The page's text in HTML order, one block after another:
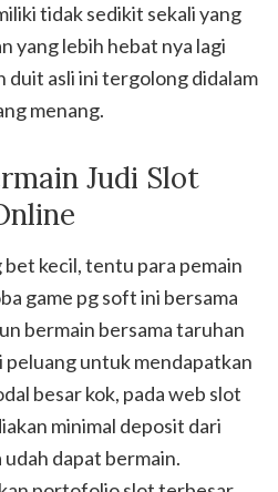
tidak sedikit sekali yang
yang lebih hebat nya lagi
duit asli ini tergolong didalam
menang.
Judi Slot
bet kecil, tentu para pemain
game pg soft ini bersama
bermain bersama taruhan
peluang untuk mendapatkan
besar kok, pada web slot
minimal deposit dari
dapat bermain.